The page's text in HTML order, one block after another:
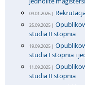
09.01.2026 |
25.09.2025 |
studia II stopnia
19.09.2025 |
studia I stopnia i
11.09.2025 |
studia II stopnia